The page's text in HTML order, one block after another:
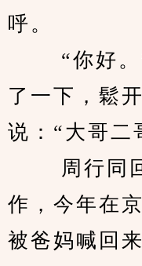
呼。
“你好。”
了一下，鬆
说：“大哥二
周行同回
作，今年在
被爸妈喊回